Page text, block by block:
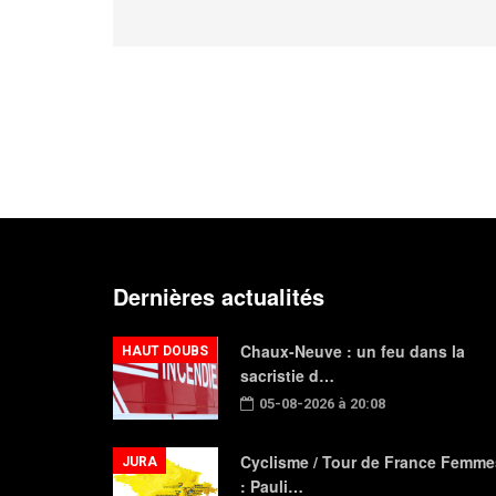
Dernières actualités
Chaux-Neuve : un feu dans la
sacristie d…
05-08-2026 à 20:08
HAUT DOUBS
Cyclisme / Tour de France
: Pauli…
JURA